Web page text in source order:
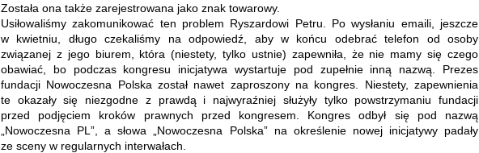
Została ona także zarejestrowana jako znak towarowy.
Usiłowaliśmy zakomunikować ten problem Ryszardowi Petru. Po wysłaniu emaili, jeszcze
w kwietniu, długo czekaliśmy na odpowiedź, aby w końcu odebrać telefon od osoby
związanej z jego biurem
która (niestety, tylko ustnie) zapewniła
że nie mamy się czego
obawiać, bo podczas kongresu inicjatywa wystartuje pod zupełnie inną nazwą. Prezes
fundacji Nowoczesna Polska został nawet zaproszony na kongres. Niestety, zapewnienia
te okazały się niezgodne z prawdą i najwyraźniej służyły tylko powstrzymaniu fundacji
przed podjęciem kroków prawnych przed kongresem. Kongres odbył się pod nazwą
„Nowoczesna PL”, a słowa „Nowoczesna Polska” na określenie nowej inicjatywy padały
ze sceny w regularnych interwałach.